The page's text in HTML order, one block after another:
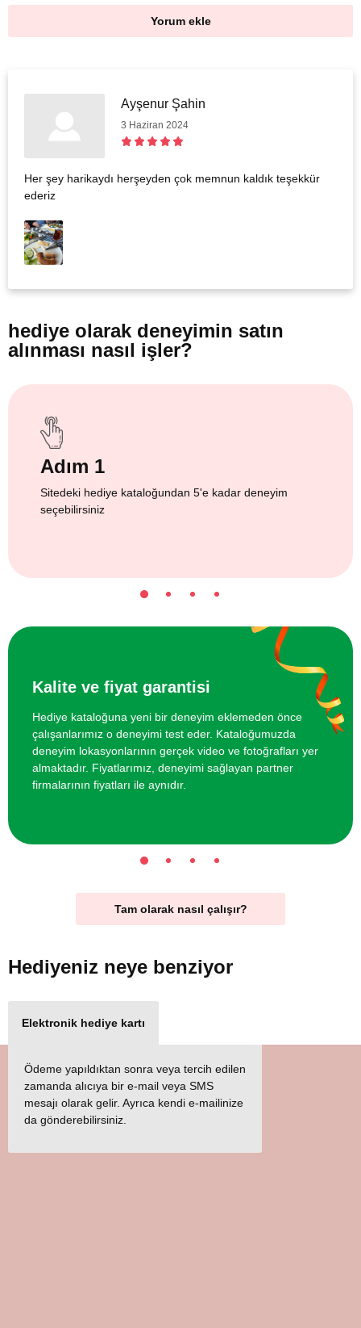
Yorum ekle
Ayşenur Şahin
3 Haziran 2024
Her şey harikaydı herşeyden çok memnun kaldık teşekkür
ederiz
hediye olarak deneyimin satın
alınması nasıl işler?
Adım 1
Sitedeki hediye kataloğundan 5'e kadar deneyim
seçebilirsiniz
Kalite ve fiyat garantisi
Hediye kataloğuna yeni bir deneyim eklemeden önce
çalışanlarımız o deneyimi test eder. Kataloğumuzda
deneyim lokasyonlarının gerçek video ve fotoğrafları yer
almaktadır. Fiyatlarımız, deneyimi sağlayan partner
firmalarının fiyatları ile aynıdır.
Tam olarak nasıl çalışır?
Hediyeniz neye benziyor
Elektronik hediye kartı
Ödeme yapıldıktan sonra veya tercih edilen
zamanda alıcıya bir e-mail veya SMS
mesajı olarak gelir. Ayrıca kendi e-mailinize
da gönderebilirsiniz.